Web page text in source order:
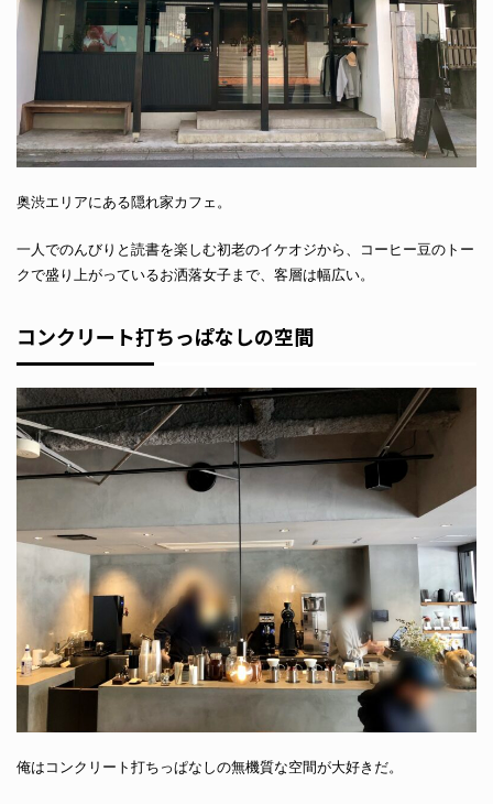
奥渋エリアにある隠れ家カフェ。
一人でのんびりと読書を楽しむ初老のイケオジから、コーヒー豆のトー
クで盛り上がっているお洒落女子まで、客層は幅広い。
コンクリート打ちっぱなしの空間
俺はコンクリート打ちっぱなしの無機質な空間が大好きだ。